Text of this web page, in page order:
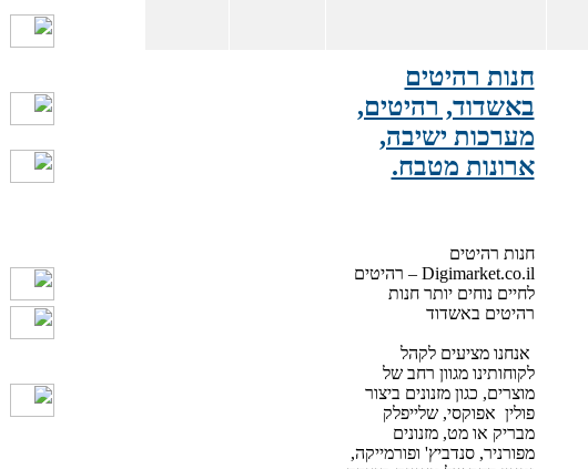
חנות רהיטים
באשדוד, רהיטים,
מערכות ישיבה,
ארונות מטבח.
חנות רהיטים
Digimarket.co.il – רהיטים
לחיים נוחים יותר חנות
רהיטים באשדוד
אנחנו מציעים לקהל
לקוחותינו מגוון רחב של
מוצרים, כגון מזנונים ביצור
פולין אפוקסי, שלייפלק
מבריק או מט, מזנונים
מפורניר, סנדביץ' ופורמייקה,